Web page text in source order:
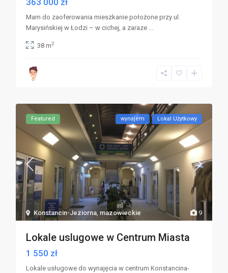
363 000 zł
Mam do zaoferowania mieszkanie położone przy ul.
Marysińskiej w Łodzi – w cichej, a zaraze ...
38 m2
9
Konstancin-Jeziorna, mazowieckie
Featured wynajem Lokal Użytkowy
Lokale uslugowe w Centrum Miasta
1 550 zł
Lokale usługowe do wynajęcia w centrum Konstancina-